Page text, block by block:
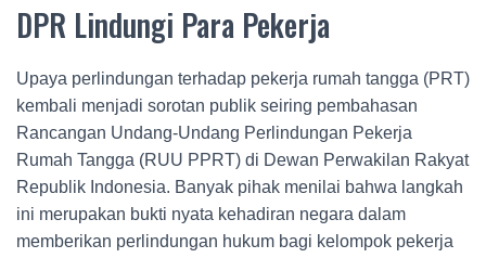
DPR Lindungi Para Pekerja
Upaya perlindungan terhadap pekerja rumah tangga (PRT)
kembali menjadi sorotan publik seiring pembahasan
Rancangan Undang-Undang Perlindungan Pekerja
Rumah Tangga (RUU PPRT) di Dewan Perwakilan Rakyat
Republik Indonesia. Banyak pihak menilai bahwa langkah
ini merupakan bukti nyata kehadiran negara dalam
memberikan perlindungan hukum bagi kelompok pekerja